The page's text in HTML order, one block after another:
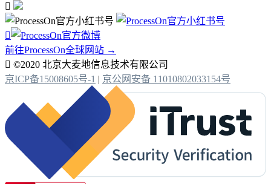


前往ProcessOn全球网站 →
 ©2020 北京大麦地信息技术有限公司
京ICP备15008605号-1 | 京公网安备 11010802033154号